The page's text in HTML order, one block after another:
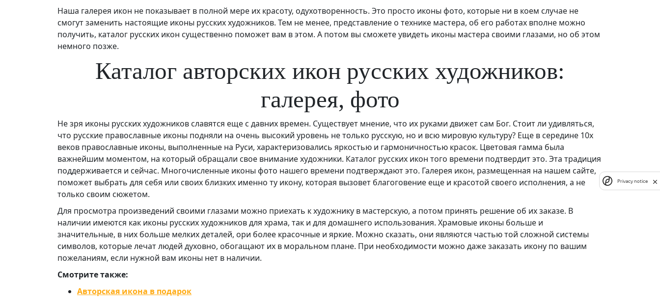
Наша галерея икон не показывает в полной мере их красоту, одухотворенность. Это просто иконы фото, которые ни в коем случае не
смогут заменить настоящие иконы русских художников. Тем не менее, представление о технике мастера, об его работах вполне можно
получить, каталог русских икон существенно поможет вам в этом. А потом вы сможете увидеть иконы мастера своими глазами, но об этом
немного позже.
Каталог авторских икон русских художников:
галерея, фото
Не зря иконы русских художников славятся еще с давних времен. Существует мнение, что их руками движет сам Бог. Стоит ли удивляться,
что русские православные иконы подняли на очень высокий уровень не только русскую, но и всю мировую культуру? Еще в середине 10х
веков православные иконы, выполненные на Руси, характеризовались яркостью и гармоничностью красок. Цветовая гамма была
важнейшим моментом, на который обращали свое внимание художники. Каталог русских икон того времени подтвердит это. Эта традиция
поддерживается и сейчас. Многочисленные иконы фото нашего времени подтверждают это. Галерея икон, размещенная на нашем сайте,
поможет выбрать для себя или своих близких именно ту икону, которая вызовет благоговение еще и красотой своего исполнения, а не
только своим сюжетом.
Для просмотра произведений своими глазами можно приехать к художнику в мастерскую, а потом принять решение об их заказе. В
наличии имеются как иконы русских художников для храма, так и для домашнего использования. Храмовые иконы больше и
значительные, в них больше мелких деталей, ори более красочные и яркие. Можно сказать, они являются частью той сложной системы
символов, которые лечат людей духовно, обогащают их в моральном плане. При необходимости можно даже заказать икону по вашим
пожеланиям, если нужной вам иконы нет в наличии.
Смотрите также:
Авторская икона в подарок
Privacy notice